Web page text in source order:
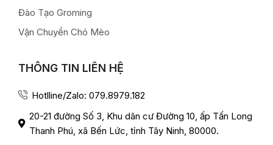
Đào Tạo Groming
Vận Chuyển Chó Mèo
THÔNG TIN LIÊN HỆ
Hotlline/Zalo: 079.8979.182
20-21 đường Số 3, Khu dân cư Đường 10, ấp Tấn Long
Thanh Phú, xã Bến Lức, tỉnh Tây Ninh, 80000.